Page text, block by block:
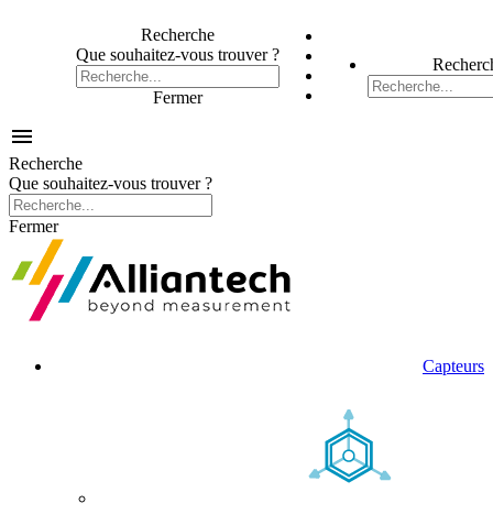
Recherche
Que souhaitez-vous trouver ?
Fermer

Recherche
Que souhaitez-vous trouver ?
Fermer
Capteurs